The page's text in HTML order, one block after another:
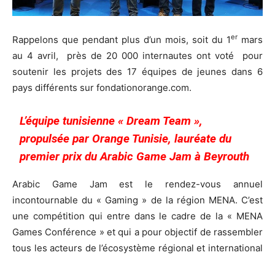
Rappelons que pendant plus d’un mois, soit du 1er mars
au 4 avril, près de 20 000 internautes ont voté pour
soutenir les projets des 17 équipes de jeunes dans 6
pays différents sur fondationorange.com.
L’équipe tunisienne « Dream Team »,
propulsée par Orange Tunisie, lauréate du
premier prix du Arabic Game Jam à Beyrouth
Arabic Game Jam est le rendez-vous annuel
incontournable du « Gaming » de la région MENA. C’est
une compétition qui entre dans le cadre de la « MENA
Games Conférence » et qui a pour objectif de rassembler
tous les acteurs de l’écosystème régional et international